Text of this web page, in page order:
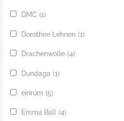
DMC (1)
Dorothee Lehnen (1)
Drachenwolle (4)
Dundaga (1)
einrúm (5)
Emma Ball (4)